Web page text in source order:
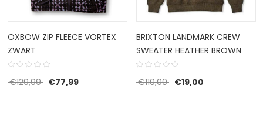
OXBOW ZIP FLEECE VORTEX
ZWART
€129,99 Oorspronkelijke prijs was: €129,99.
€77,99Huidige prijs is: €77,99.
BRIXTON LANDMARK CREW
SWEATER HEATHER BROWN
€110,00 Oorspronkelijke prijs
€19,00Huidige prijs